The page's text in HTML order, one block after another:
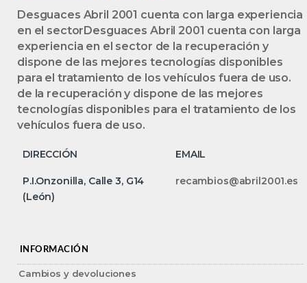
Desguaces Abril 2001 cuenta con larga experiencia
en el sectorDesguaces Abril 2001 cuenta con larga
experiencia en el sector de la recuperación y
dispone de las mejores tecnologías disponibles
para el tratamiento de los vehículos fuera de uso.
de la recuperación y dispone de las mejores
tecnologías disponibles para el tratamiento de los
vehículos fuera de uso.
DIRECCIÓN EMAIL
P.I.Onzonilla, Calle 3, G14
(León)
recambios@abril2001.es
INFORMACIÓN
Cambios y devoluciones